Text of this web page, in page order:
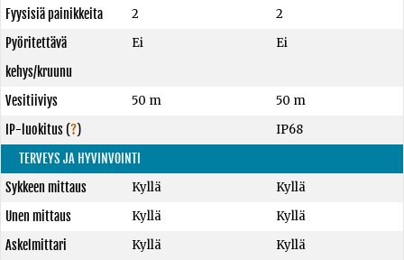
Fyysisiä painikkeita
2
2
Pyöritettävä
kehys/kruunu
Ei Ei
Vesitiiviys 50 m
50 m
IP-luokitus(?)
IP68
TERVEYS JA HYVINVOINTI
Sykkeen mittaus
Kyllä
Kyllä
Unen mittaus
Kyllä
Kyllä
Askelmittari
Kyllä
Kyllä